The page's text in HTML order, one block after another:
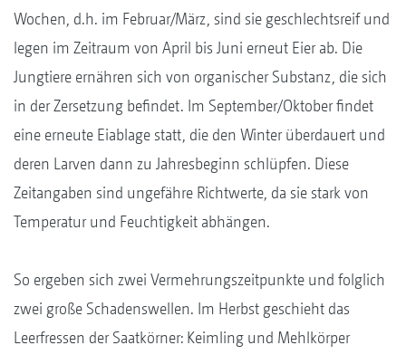
Wochen, d.h. im Februar/März, sind sie geschlechtsreif und
legen im Zeitraum von April bis Juni erneut Eier ab. Die
Jungtiere ernähren sich von organischer Substanz, die sich
in der Zersetzung befindet. Im September/Oktober findet
eine erneute Eiablage statt, die den Winter überdauert und
deren Larven dann zu Jahresbeginn schlüpfen. Diese
Zeitangaben sind ungefähre Richtwerte, da sie stark von
Temperatur und Feuchtigkeit abhängen.
So ergeben sich zwei Vermehrungszeitpunkte und folglich
zwei große Schadenswellen. Im Herbst geschieht das
Leerfressen der Saatkörner: Keimling und Mehlkörper